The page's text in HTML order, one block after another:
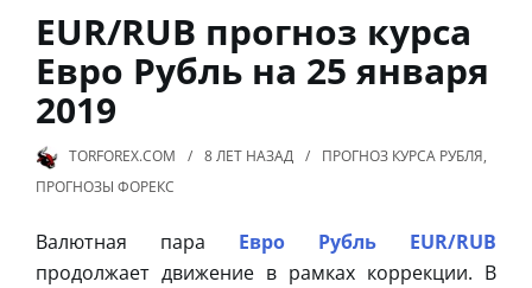
EUR/RUB прогноз курса
Евро Рубль на 25 января
2019
TORFOREX.COM 8 ЛЕТ НАЗАД ПРОГНОЗ КУРСА РУБЛЯ,
ПРОГНОЗЫ ФОРЕКС
Валютная пара Евро Рубль EUR/RUB
продолжает движение в рамках коррекции. В